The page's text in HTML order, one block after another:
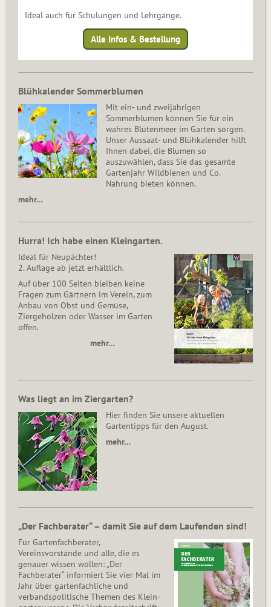
Ideal auch für Schulungen und Lehrgänge.
Alle Infos & Bestellung
Blühkalender Sommerblumen
Mit ein- und zweijährigen
Sommerblumen können Sie für ein
wahres Blütenmeer im Garten sorgen.
Unser Aussaat- und Blühkalender hilft
Ihnen dabei, die Blumen so
auszuwählen, dass Sie das gesamte
Gartenjahr Wildbienen und Co.
Nahrung bieten können.
mehr…
Hurra! Ich habe einen Kleingarten.
Ideal für Neupächter!
2. Auflage ab jetzt erhältlich.
Auf über 100 Seiten bleiben keine
Fragen zum Gärtnern im Verein, zum
Anbau von Obst und Gemüse,
Ziergehölzen oder Wasser im Garten
offen.
mehr…
Was liegt an im Ziergarten?
Hier finden Sie unsere aktuellen
Gartentipps für den August.
mehr…
„Der Fachberater“ – damit Sie auf dem Laufenden sind!
Für Gartenfachberater,
Vereinsvorstände und alle, die es
genauer wissen wollen: „Der
Fachberater“ informiert Sie vier Mal im
Jahr über gartenfachliche und
verbandspolitische Themen des Klein­